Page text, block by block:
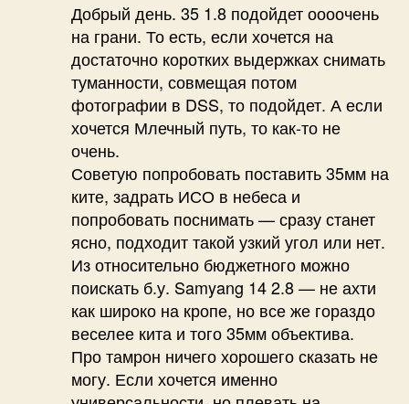
Добрый день. 35 1.8 подойдет оооочень
на грани. То есть, если хочется на
достаточно коротких выдержках снимать
туманности, совмещая потом
фотографии в DSS, то подойдет. А если
хочется Млечный путь, то как-то не
очень.
Советую попробовать поставить 35мм на
ките, задрать ИСО в небеса и
попробовать поснимать — сразу станет
ясно, подходит такой узкий угол или нет.
Из относительно бюджетного можно
поискать б.у. Samyang 14 2.8 — не ахти
как широко на кропе, но все же гораздо
веселее кита и того 35мм объектива.
Про тамрон ничего хорошего сказать не
могу. Если хочется именно